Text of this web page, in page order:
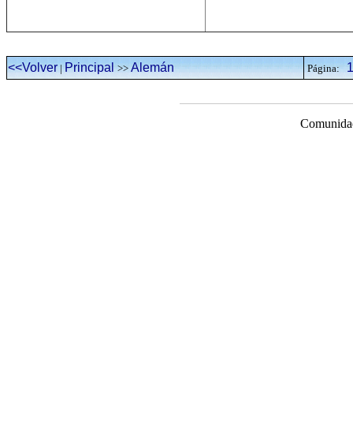
<<Volver|Principal >>Alemán Página:1